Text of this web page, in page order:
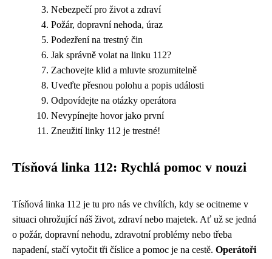
Nebezpečí pro život a zdraví
Požár, dopravní nehoda, úraz
Podezření na trestný čin
Jak správně volat na linku 112?
Zachovejte klid a mluvte srozumitelně
Uveďte přesnou polohu a popis události
Odpovídejte na otázky operátora
Nevypínejte hovor jako první
Zneužití linky 112 je trestné!
Tísňová linka 112: Rychlá pomoc v nouzi
Tísňová linka 112 je tu pro nás ve chvílích, kdy se ocitneme v
situaci ohrožující náš život, zdraví nebo majetek. Ať už se jedná
o požár, dopravní nehodu, zdravotní problémy nebo třeba
napadení, stačí vytočit tři číslice a pomoc je na cestě. Operátoři